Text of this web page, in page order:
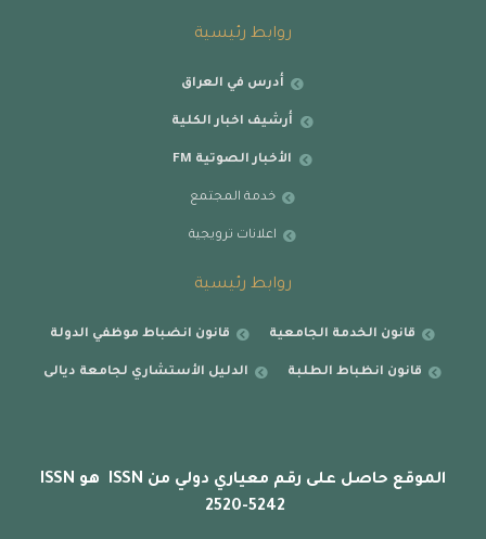
روابط رئيسية
أدرس في العراق
أرشيف اخبار الكلية
الأخبار الصوتية FM
خدمة المجتمع
اعلانات ترويجية
روابط رئيسية
قانون الخدمة الجامعية قانون انضباط موظفي الدولة
قانون انظباط الطلبة الدليل الأستشاري لجامعة ديالى
الموقع حاصل على رقم معياري دولي من ISSN هو ISSN
2520-5242